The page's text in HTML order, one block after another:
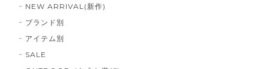
NEW ARRIVAL(新作)
ブランド別
アイテム別
SALE